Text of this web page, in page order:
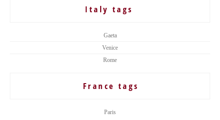
Italy tags
Gaeta
Venice
Rome
France tags
Paris